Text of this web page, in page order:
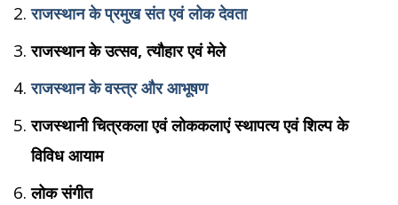
राजस्थान के प्रमुख संत एवं लोक देवता
राजस्थान के उत्सव, त्यौहार एवं मेले
राजस्थान के वस्त्र और आभूषण
राजस्थानी चित्रकला एवं लोककलाएं स्थापत्य एवं शिल्प के
विविध आयाम
लोक संगीत